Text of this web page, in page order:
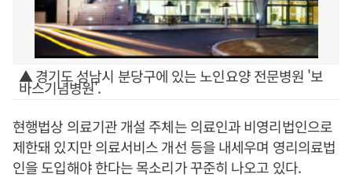
▲ 경기도 성남시 분당구에 있는 노인요양 전문병원 '보
바스기념병원'.
현행법상 의료기관 개설 주체는 의료인과 비영리법인으로
제한돼 있지만 의료서비스 개선 등을 내세우며 영리의료법
인을 도입해야 한다는 목소리가 꾸준히 나오고 있다.